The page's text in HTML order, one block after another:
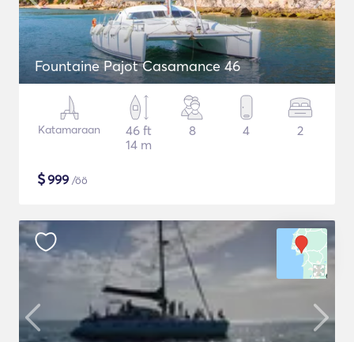
Fountaine Pajot Casamance 46
Katamaraan
46 ft
14 m
8 4 2
$999 /öö